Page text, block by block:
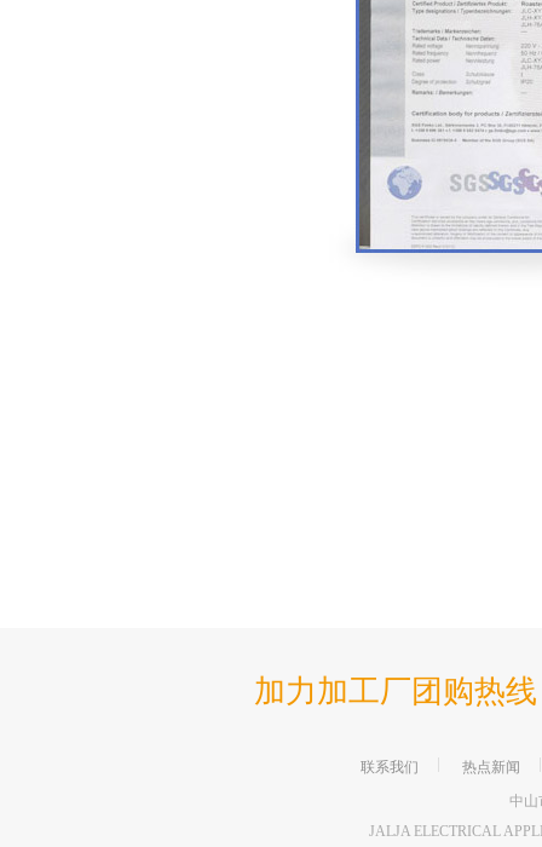
加力加工厂团购热线
联系我们
热点新闻
中山
JALJA ELECTRICAL